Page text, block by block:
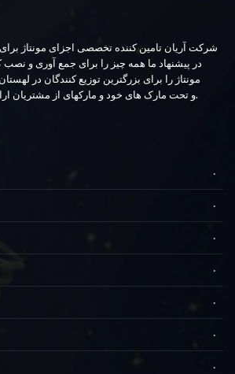
شرکت آریان تامین کننده تخصصی اجزای مونتاژ
در پیشنهاد ما همه چیز را برای جمع آوری و نصب
مونتاژ را برای بزرگترین توزیع کنندگان در
تجاری Orion و تحت مارک های خود و مارکهای از مشتریان ارائه می دهیم.